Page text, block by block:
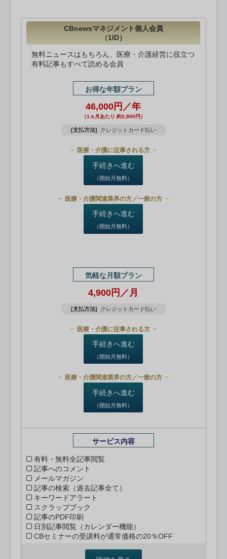
CBnewsマネジメント個人会員
（1ID）
無料ニュースはもちろん、医療・介護経営に役立つ
有料記事もすべて読める会員
お得な年額プラン
46,000円／年
（1ヵ月あたり 約3,800円）
[支払方法] クレジットカード払い
医療・介護に従事される方
手続きへ進む
（開始月無料）
医療・介護関連業界の方／一般の方
手続きへ進む
（開始月無料）
気軽な月額プラン
4,900円／月
[支払方法] クレジットカード払い
医療・介護に従事される方
手続きへ進む
（開始月無料）
医療・介護関連業界の方／一般の方
手続きへ進む
（開始月無料）
サービス内容
有料・無料全記事閲覧
記事へのコメント
メールマガジン
記事の検索（過去記事全て）
キーワードアラート
スクラップブック
記事のPDF印刷
日別記事閲覧（カレンダー機能）
CBセミナーの受講料が通常価格の20％OFF